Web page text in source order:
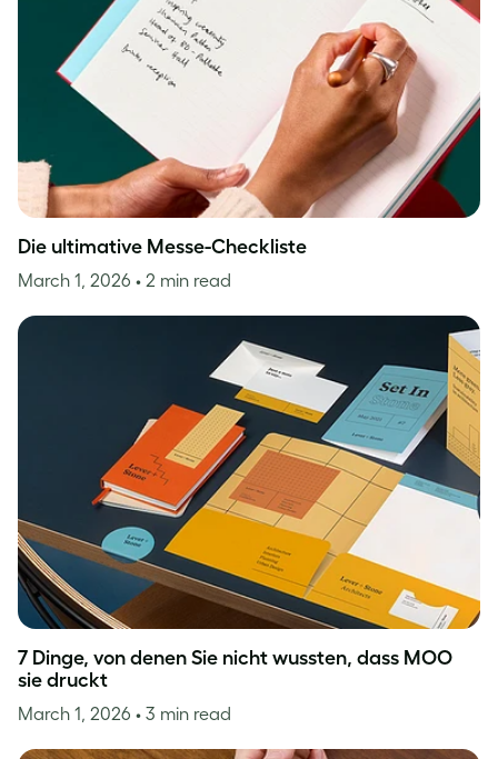
Die ultimative Messe-Checkliste
March 1, 2026 • 2 min read
7 Dinge, von denen Sie nicht wussten, dass MOO
sie druckt
March 1, 2026 • 3 min read